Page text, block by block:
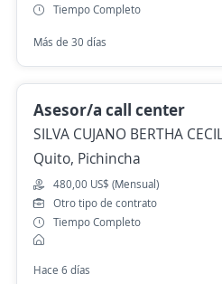
Tiempo Completo
Más de 30 días
Asesor/a call center
SILVA CUJANO BERTHA
Quito, Pichincha
480,00 US$ (Mensual)
Otro tipo de contrato
Tiempo Completo
Hace 6 días